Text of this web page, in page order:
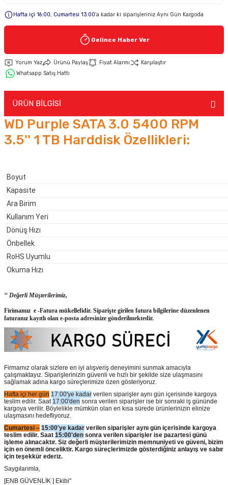
Keypad-Tuş Takımı Ürünler
Hafta içi 16:00, Cumartesi 13:00’a kadar ki siparişleriniz Aynı Gün Kargoda
Gelince Haber Ver
Yorum Yaz Ürünü Paylaş Fiyat Alarmı
Karşılaştır
Whatsapp Satış Hattı
ÜRÜN BİLGİSİ
WD Purple SATA 3.0 5400 RPM
3.5'' 1 TB Harddisk Özellikleri:
Boyut
Kapasite
Ara Birim
Kullanım Yeri
Dönüş Hızı
Önbellek
RoHS Uyumlu
Okuma Hızı
‘‘ Değerli Müşterilerimiz,
Firimamız e -Fatura mükellefidir. Siparişte girilen fatura bilgilerine düzenlenen
faturanız kayıtlı olan e-posta adresinize gönderilmektedir.
Firmamız olarak sizlere en iyi alışveriş deneyimini sunmak amacıyla
çalışmaktayız. Siparişlerinizin güvenli ve hızlı bir şekilde size ulaşmasını
sağlamak adına kargo süreçlerimize özen gösteriyoruz.
Hafta içi her gün 17:00'ye kadar verilen siparişler aynı gün içerisinde kargoya
teslim edilir. Saat 17:00'den sonra verilen siparişler ise bir sonraki iş gününde
kargoya verilir. Böylelikle mümkün olan en kısa sürede ürünlerinizin elinize
ulaşmasını hedefliyoruz.
Cumartesi – 15:00'ye kadar verilen siparişler aynı gün içerisinde kargoya
teslim edilir. Saat 15:00'den sonra verilen siparişler ise pazartesi günü
işleme alınacaktır. Siz değerli müşterilerimizin memnuniyeti ve güveni, bizim
için en önemli önceliktir. Kargo süreçlerimizde gösterdiğiniz anlayış ve sabır
için teşekkür ederiz.
Saygılarımla,
[ENB GÜVENLİK ] Ekibi"